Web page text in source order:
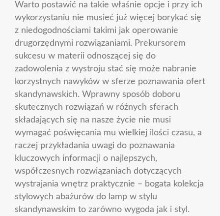
Warto postawić na takie właśnie opcje i przy ich
wykorzystaniu nie musieć już więcej borykać się
z niedogodnościami takimi jak operowanie
drugorzędnymi rozwiązaniami. Prekursorem
sukcesu w materii odnoszącej się do
zadowolenia z wystroju stać się może nabranie
korzystnych nawyków w sferze poznawania ofert
skandynawskich. Wprawny sposób doboru
skutecznych rozwiązań w różnych sferach
składających się na nasze życie nie musi
wymagać poświęcania mu wielkiej ilości czasu, a
raczej przykładania uwagi do poznawania
kluczowych informacji o najlepszych,
współczesnych rozwiązaniach dotyczących
wystrajania wnętrz praktycznie – bogata kolekcja
stylowych abażurów do lamp w stylu
skandynawskim to zarówno wygoda jak i styl.